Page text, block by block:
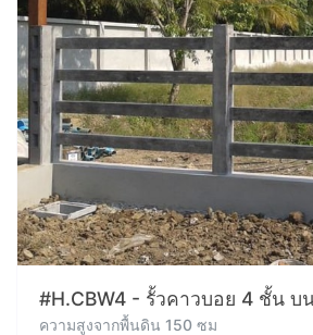
#H.CBW4 - รั้วคาวบอย 4 ชั้น บ
ความสูงจากพื้นดิน 150 ซม